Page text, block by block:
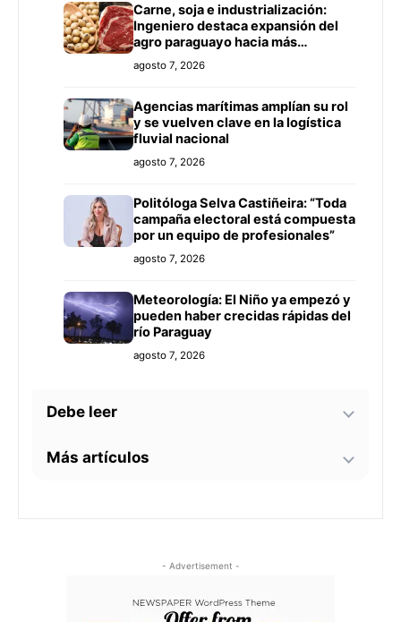
Carne, soja e industrialización:
Ingeniero destaca expansión del
agro paraguayo hacia más
mercados
agosto 7, 2026
Agencias marítimas amplían su rol
y se vuelven clave en la logística
fluvial nacional
agosto 7, 2026
Politóloga Selva Castiñeira: “Toda
campaña electoral está compuesta
por un equipo de profesionales”
agosto 7, 2026
Meteorología: El Niño ya empezó y
pueden haber crecidas rápidas del
río Paraguay
agosto 7, 2026
Debe leer
Tecnología y BIM ganan terreno en
de la UNA tendrán una feria propia
agosto 7, 2026
Más artículos
agosto 6, 2026
El Niño: Cuestionan pedido de
emergencia en Asunción sin
- Advertisement -